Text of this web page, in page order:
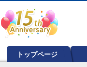
トップページ